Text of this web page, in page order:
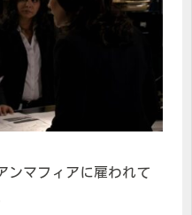
ンマフィアに雇われて